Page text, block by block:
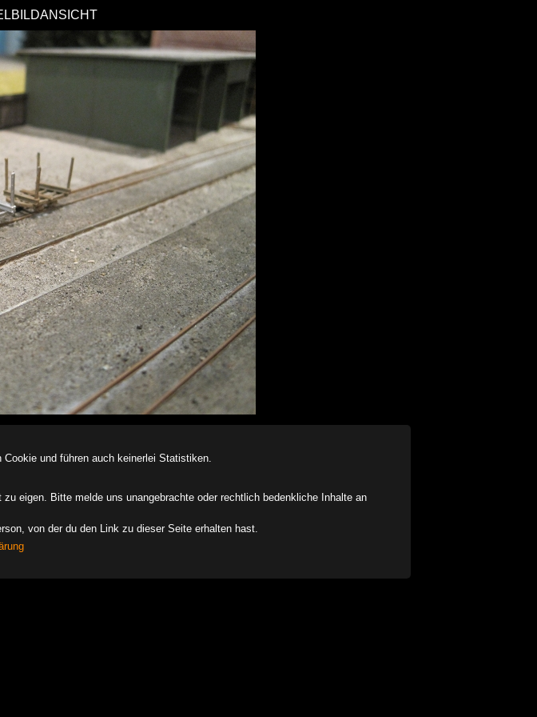
und führen auch keinerlei Statistiken.
eigen. Bitte melde uns unangebrachte oder rechtlich bedenkliche Inhalte an
von der du den Link zu dieser Seite erhalten hast.